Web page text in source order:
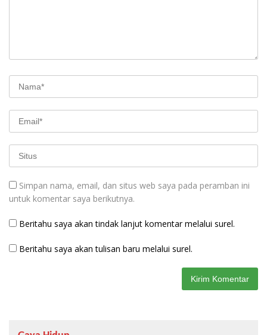
Simpan nama, email, dan situs web saya pada peramban ini
untuk komentar saya berikutnya.
Beritahu saya akan tindak lanjut komentar melalui surel.
Beritahu saya akan tulisan baru melalui surel.